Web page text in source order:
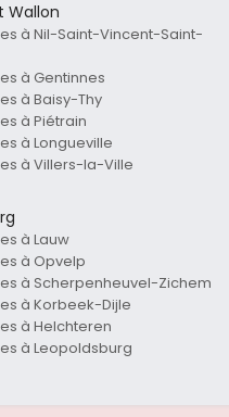
Wallon
à Nil-Saint-Vincent-Saint-
à Gentinnes
à Baisy-Thy
à Piétrain
à Longueville
à Villers-la-Ville
à Lauw
à Opvelp
à Scherpenheuvel-Zichem
à Korbeek-Dijle
à Helchteren
à Leopoldsburg